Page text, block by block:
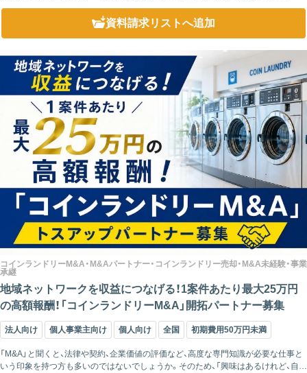
ない」という課題を抱えています。そのため、導入をサポートできるパートナーへの
資料請求リストへ追加
コインランドリーM&A・M&Aパートナー・コインランドリー売却・M&A未経験・事業
承継
地域ネットワークを収益につなげる！1案件あたり最大25万円
の高額報酬！「コインランドリーM&A」開拓パートナー募集
法人向け 個人事業主向け 個人向け 全国 初期費用50万円未満
「M&A」と聞くと、法律や契約、企業価値の評価など、高度な専門知識が必要な仕事と
いう印象を持つ方も多いのではないでしょうか。そのため、「興味はあるけれど、自分